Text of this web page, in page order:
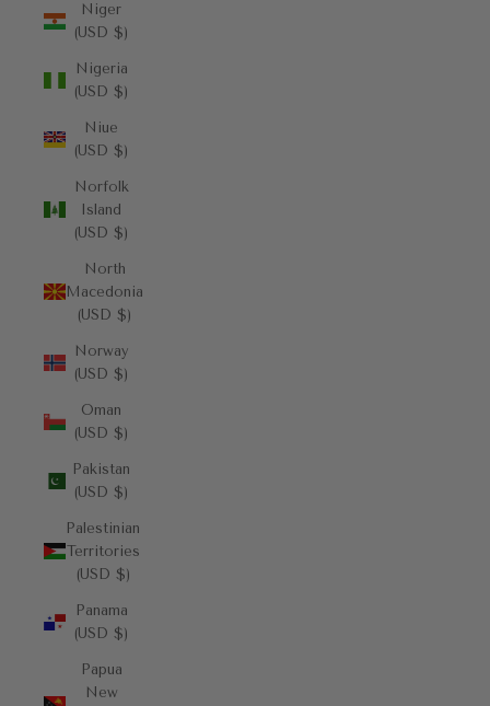
Niger
(USD $)
Nigeria
(USD $)
Niue
(USD $)
Norfolk
Island
(USD $)
North
Macedonia
(USD $)
Norway
(USD $)
Oman
(USD $)
Pakistan
(USD $)
Palestinian
Territories
(USD $)
Panama
(USD $)
Papua
New